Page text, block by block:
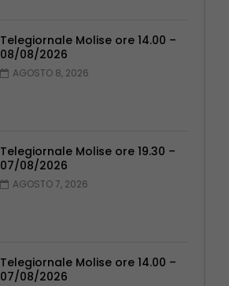
Telegiornale Molise ore 14.00 –
08/08/2026
AGOSTO 8, 2026
Telegiornale Molise ore 19.30 –
07/08/2026
AGOSTO 7, 2026
Telegiornale Molise ore 14.00 –
07/08/2026